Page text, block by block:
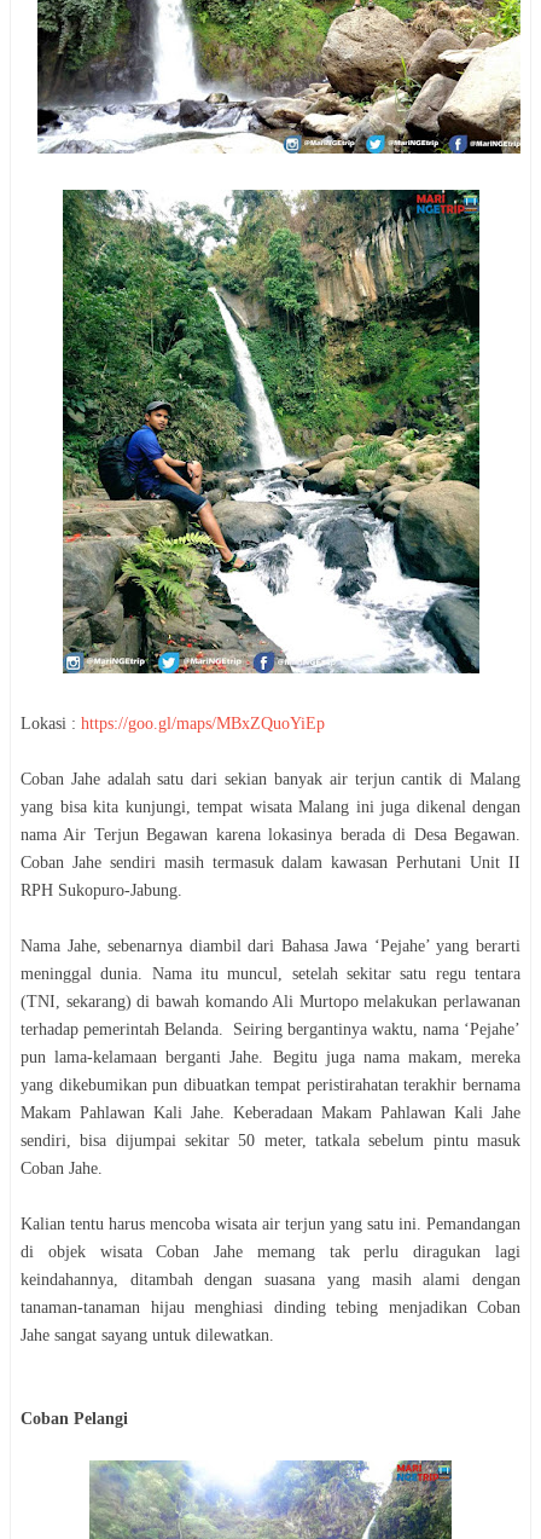
Lokasi : https://goo.gl/maps/MBxZQuoYiEp
Coban Jahe adalah satu dari sekian banyak air terjun cantik di Malang
yang bisa kita kunjungi, tempat wisata Malang ini juga dikenal dengan
nama Air Terjun Begawan karena lokasinya berada di Desa Begawan.
Coban Jahe sendiri masih termasuk dalam kawasan Perhutani Unit II
RPH Sukopuro-Jabung.
Nama Jahe, sebenarnya diambil dari Bahasa Jawa ‘Pejahe’ yang berarti
meninggal dunia. Nama itu muncul, setelah sekitar satu regu tentara
(TNI, sekarang) di bawah komando Ali Murtopo melakukan perlawanan
terhadap pemerintah Belanda. Seiring bergantinya waktu, nama ‘Pejahe’
pun lama-kelamaan berganti Jahe. Begitu juga nama makam, mereka
yang dikebumikan pun dibuatkan tempat peristirahatan terakhir bernama
Makam Pahlawan Kali Jahe. Keberadaan Makam Pahlawan Kali Jahe
sendiri, bisa dijumpai sekitar 50 meter, tatkala sebelum pintu masuk
Coban Jahe.
Kalian tentu harus mencoba wisata air terjun yang satu ini. Pemandangan
di objek wisata Coban Jahe memang tak perlu diragukan lagi
keindahannya, ditambah dengan suasana yang masih alami dengan
tanaman-tanaman hijau menghiasi dinding tebing menjadikan Coban
Jahe sangat sayang untuk dilewatkan.
Coban Pelangi